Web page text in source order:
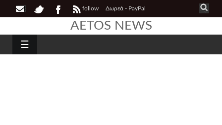
follow Δωρεά - PayPal
AETOS NEWS
☰